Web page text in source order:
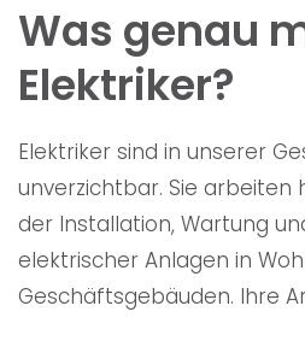
Was genau
Elektriker?
Elektriker sind in unserer
unverzichtbar. Sie arbeiten
der Installation, Wartung
elektrischer Anlagen in
Geschäftsgebäuden. Ihre